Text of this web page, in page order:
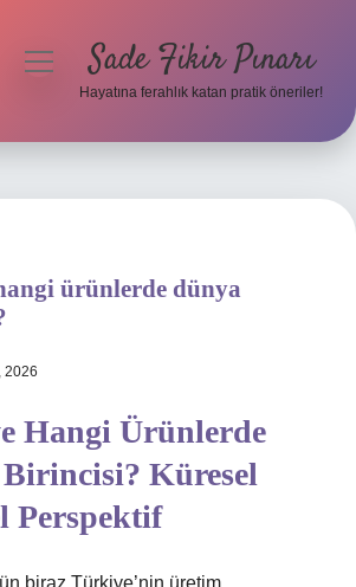
menüyüSade Fikir Pınarı
Hayatına ferahlık katan pratik öneriler!
ürünlerde dünya
2026
Hangi Ürünlerde
Küresel
Perspektif
biraz Türkiye’nin üretim